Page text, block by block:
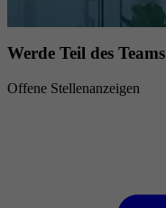
Werde Teil des Teams
Offene Stellenanzeigen